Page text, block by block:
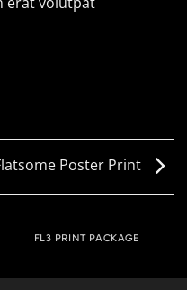
Poster Print
FL3 PRINT PACKAGE